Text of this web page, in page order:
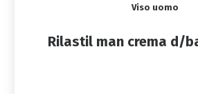
Viso uomo
Rilastil man crema d/